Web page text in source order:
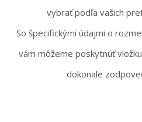
vybrať podľa vašich
So špecifickými údajmi o
vám môžeme poskytnúť
dokonale